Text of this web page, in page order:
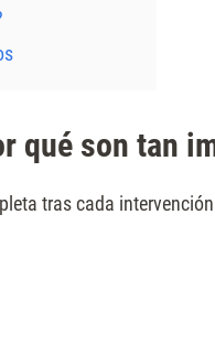
qué son tan
tras cada